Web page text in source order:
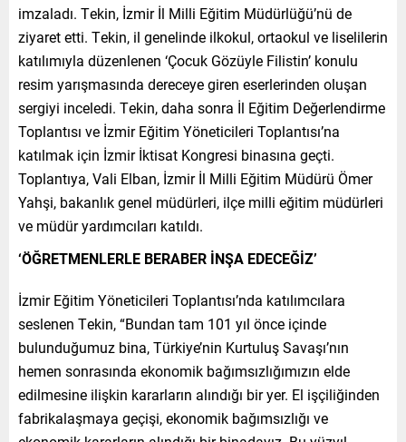
imzaladı. Tekin, İzmir İl Milli Eğitim Müdürlüğü’nü de
ziyaret etti. Tekin, il genelinde ilkokul, ortaokul ve liselilerin
katılımıyla düzenlenen ‘Çocuk Gözüyle Filistin’ konulu
resim yarışmasında dereceye giren eserlerinden oluşan
sergiyi inceledi. Tekin, daha sonra İl Eğitim Değerlendirme
Toplantısı ve İzmir Eğitim Yöneticileri Toplantısı’na
katılmak için İzmir İktisat Kongresi binasına geçti.
Toplantıya, Vali Elban, İzmir İl Milli Eğitim Müdürü Ömer
Yahşi, bakanlık genel müdürleri, ilçe milli eğitim müdürleri
ve müdür yardımcıları katıldı.
‘ÖĞRETMENLERLE BERABER İNŞA EDECEĞİZ’
İzmir Eğitim Yöneticileri Toplantısı’nda katılımcılara
seslenen Tekin, “Bundan tam 101 yıl önce içinde
bulunduğumuz bina, Türkiye’nin Kurtuluş Savaşı’nın
hemen sonrasında ekonomik bağımsızlığımızın elde
edilmesine ilişkin kararların alındığı bir yer. El işçiliğinden
fabrikalaşmaya geçişi, ekonomik bağımsızlığı ve